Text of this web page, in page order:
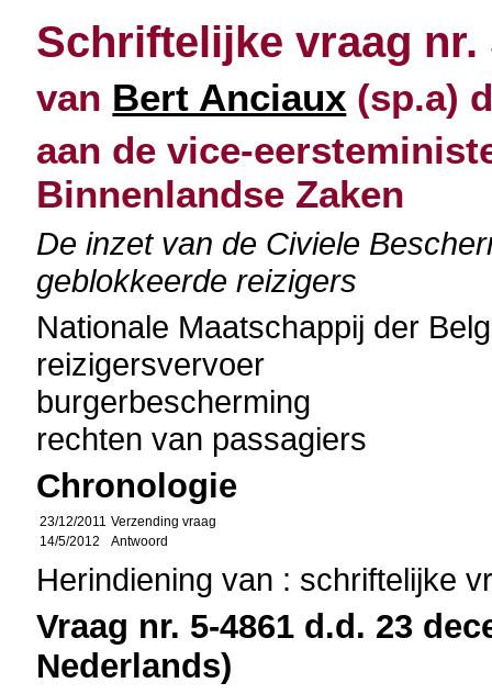
Schriftelijke vraag nr.
van Bert Anciaux (sp.a)
aan de vice-
Binnenlandse Zaken
De inzet van de Civiele
geblokkeerde reizigers
Nationale Maatschappij der
reizigersvervoer
burgerbescherming
rechten van passagiers
Chronologie
23/12/2011 Verzending vraag
14/5/2012
Antwoord
Herindiening van : schriftelijke
Vraag nr. 5-4861 d.d. 23
Nederlands)